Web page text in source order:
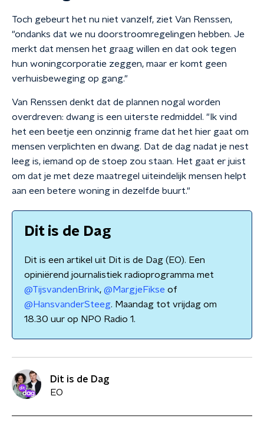
Toch gebeurt het nu niet vanzelf, ziet Van Renssen,
"ondanks dat we nu doorstroomregelingen hebben. Je
merkt dat mensen het graag willen en dat ook tegen
hun woningcorporatie zeggen, maar er komt geen
verhuisbeweging op gang."
Van Renssen denkt dat de plannen nogal worden
overdreven: dwang is een uiterste redmiddel. "Ik vind
het een beetje een onzinnig frame dat het hier gaat om
mensen verplichten en dwang. Dat de dag nadat je nest
leeg is, iemand op de stoep zou staan. Het gaat er juist
om dat je met deze maatregel uiteindelijk mensen helpt
aan een betere woning in dezelfde buurt."
Dit is de Dag
Dit is een artikel uit Dit is de Dag (EO). Een
opiniërend journalistiek radioprogramma met
@TijsvandenBrink, @MargjeFikse of
@HansvanderSteeg. Maandag tot vrijdag om
18.30 uur op NPO Radio 1.
Dit is de Dag
EO